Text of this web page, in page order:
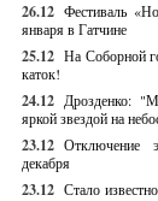
26.12 Фестиваль
января в Гатчине
25.12 На Соборной
каток!
24.12 Дрозденко:
яркой звездой на
23.12 Отключение
декабря
23.12 Стало